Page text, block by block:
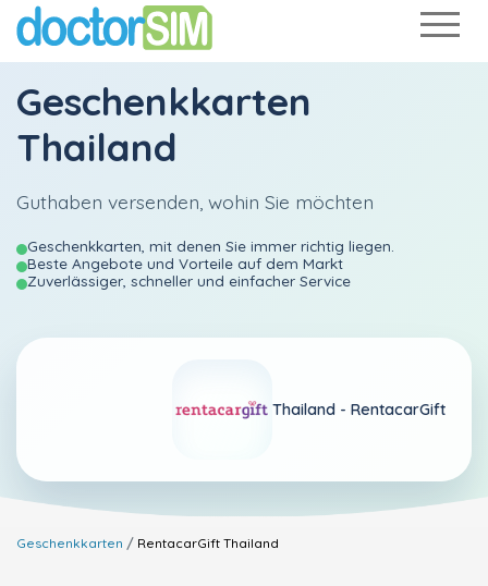
Geschenkkarten
Thailand
Guthaben versenden, wohin Sie möchten
Geschenkkarten, mit denen Sie immer richtig liegen.
Beste Angebote und Vorteile auf dem Markt
Zuverlässiger, schneller und einfacher Service
Thailand - RentacarGift
Geschenkkarten RentacarGift Thailand